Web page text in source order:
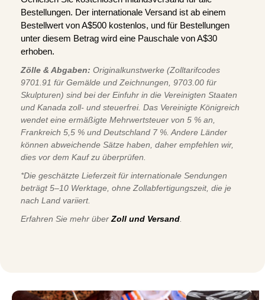
Bestellungen. Der internationale Versand ist ab einem
Bestellwert von A$500 kostenlos, und für Bestellungen
unter diesem Betrag wird eine Pauschale von A$30
erhoben.
Zölle & Abgaben: Originalkunstwerke (Zolltarifcodes
9701.91 für Gemälde und Zeichnungen, 9703.00 für
Skulpturen) sind bei der Einfuhr in die Vereinigten Staaten
und Kanada zoll- und steuerfrei. Das Vereinigte Königreich
wendet eine ermäßigte Mehrwertsteuer von 5 % an,
Frankreich 5,5 % und Deutschland 7 %. Andere Länder
können abweichende Sätze haben, daher empfehlen wir,
dies vor dem Kauf zu überprüfen.
*Die geschätzte Lieferzeit für internationale Sendungen
beträgt 5–10 Werktage, ohne Zollabfertigungszeit, die je
nach Land variiert.
Erfahren Sie mehr über Zoll und Versand